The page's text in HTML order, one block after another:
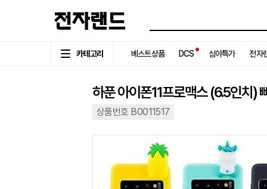
카테고리 베스트상품 DCS 심야특가 전자
하푼 아이폰11프로맥스 (6.5인치)
상품번호 B0011517